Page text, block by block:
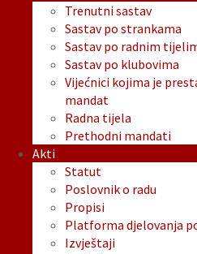
Trenutni sastav
Sastav po strankama
Sastav po radnim
Sastav po klubovima
Vijećnici kojima je
mandat
Radna tijela
Prethodni mandati
Akti
Statut
Poslovnik o radu
Propisi
Platforma djelovanja
Izvještaji